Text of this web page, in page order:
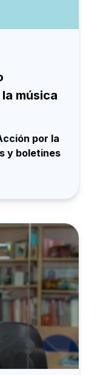
música
por la
y boletines